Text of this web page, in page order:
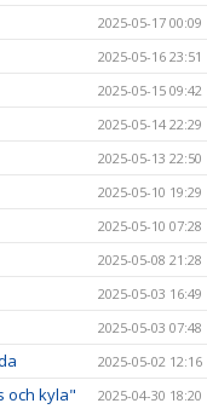
2025-05-17 00:09
2025-05-16 23:51
2025-05-15 09:42
2025-05-14 22:29
2025-05-13 22:50
2025-05-10 19:29
2025-05-10 07:28
2025-05-08 21:28
2025-05-03 16:49
2025-05-03 07:48
2025-05-02 12:16
och kyla" 2025-04-30 18:20